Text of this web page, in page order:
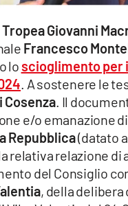
Giovanni
Francesco
lo scioglimento
. A sostenere le
Cosenza. Il
e/o emanazione
Repubblica(datato
relativa relazione
del Consiglio
, della